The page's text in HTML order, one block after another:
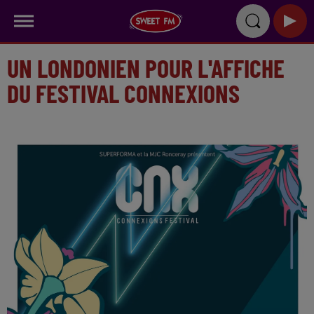
UN LONDONIEN POUR L'AFFICHE
DU FESTIVAL CONNEXIONS